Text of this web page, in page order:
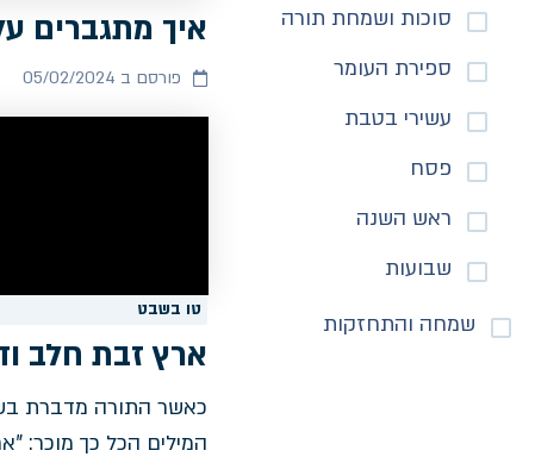
סוכות ושמחת תורה
ספירת העומר
עשירי בטבת
פסח
ראש השנה
שבועות
שמחה והתחזקות
איך מתגברים
פורסם ב 05/02/2024
טו בשבט
ארץ זבת חלב
כאשר התורה מדברת
המילים הכל כך מוכר: